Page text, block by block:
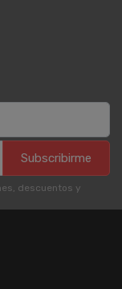
Subscribirme
descuentos y